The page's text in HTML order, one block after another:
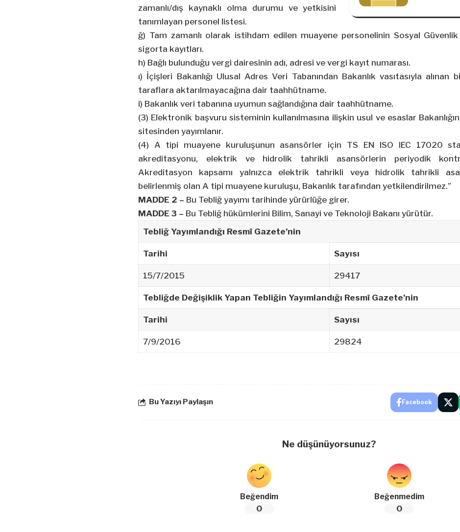
Karar (Karar
zamanlı/dış kaynaklı olma durumu ve yetkisini
tanımlayan personel listesi.
ğ) Tam zamanlı olarak istihdam edilen muayene personelinin Sosyal Güvenlik
sigorta kayıtları.
h) Bağlı bulunduğu vergi dairesinin adı, adresi ve vergi kayıt numarası.
ı) İçişleri Bakanlığı Ulusal Adres Veri Tabanından Bakanlık vasıtasıyla alınan
taraflara aktarılmayacağına dair taahhütname.
i) Bakanlık veri tabanına uyumun sağlandığına dair taahhütname.
(3) Elektronik başvuru sisteminin kullanılmasına ilişkin usul ve esaslar
sitesinden yayımlanır.
(4) A tipi muayene kuruluşunun asansörler için TS EN ISO IEC 17020
akreditasyonu, elektrik ve hidrolik tahrikli asansörlerin periyodik
Akreditasyon kapsamı yalnızca elektrik tahrikli veya hidrolik tahrikli
belirlenmiş olan A tipi muayene kuruluşu, Bakanlık tarafından yetkilendirilmez.”
MADDE 2 – Bu Tebliğ yayımı tarihinde yürürlüğe girer.
MADDE 3 – Bu Tebliğ hükümlerini Bilim, Sanayi ve Teknoloji Bakanı yürütür.
Tebliğ Yayımlandığı Resmî Gazete’nin
Tarihi Sayısı
15/7/2015 29417
Tebliğde Değişiklik Yapan Tebliğin Yayımlandığı Resmî Gazete’nin
Tarihi Sayısı
7/9/2016 29824
Bu Yazıyı Paylaşın Facebook
Ne düşünüyorsunuz?
Beğendim
0
Beğenmedim
0